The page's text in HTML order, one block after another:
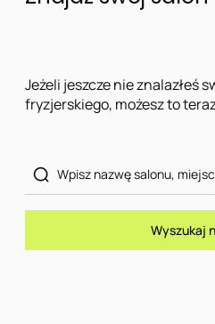
Jeżeli jeszcze nie znalazłeś
fryzjerskiego, możesz to
Wyszukaj